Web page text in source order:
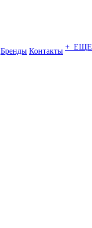
Бренды Контакты + ЕЩЕ